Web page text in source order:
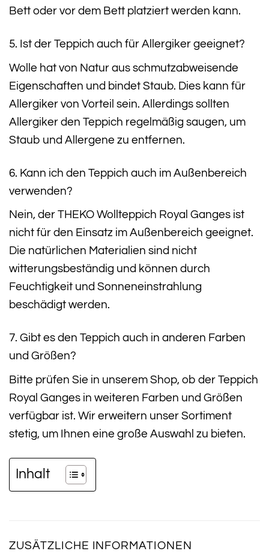
Bett oder vor dem Bett platziert werden kann.
5. Ist der Teppich auch für Allergiker geeignet?
Wolle hat von Natur aus schmutzabweisende
Eigenschaften und bindet Staub. Dies kann für
Allergiker von Vorteil sein. Allerdings sollten
Allergiker den Teppich regelmäßig saugen, um
Staub und Allergene zu entfernen.
6. Kann ich den Teppich auch im Außenbereich
verwenden?
Nein, der THEKO Wollteppich Royal Ganges ist
nicht für den Einsatz im Außenbereich geeignet.
Die natürlichen Materialien sind nicht
witterungsbeständig und können durch
Feuchtigkeit und Sonneneinstrahlung
beschädigt werden.
7. Gibt es den Teppich auch in anderen Farben
und Größen?
Bitte prüfen Sie in unserem Shop, ob der Teppich
Royal Ganges in weiteren Farben und Größen
verfügbar ist. Wir erweitern unser Sortiment
stetig, um Ihnen eine große Auswahl zu bieten.
Inhalt
ZUSÄTZLICHE INFORMATIONEN